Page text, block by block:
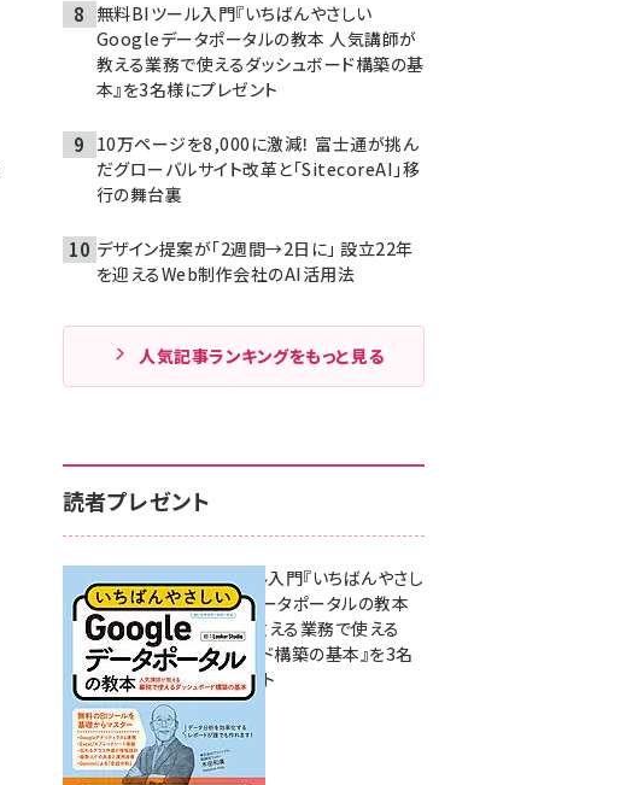
無料BIツール入門『いちばんやさしい
Googleデータポータルの教本 人気講師が
教える業務で使えるダッシュボード構築の基
本』を3名様にプレゼント
10万ページを8,000に激減！ 富士通が挑ん
だグローバルサイト改革と「SitecoreAI」移
行の舞台裏
デザイン提案が「2週間→2日に」 設立22年
を迎えるWeb制作会社のAI活用法
人気記事ランキングをもっと見る
読者プレゼント
無料BIツール入門『いちばんやさし
いGoogleデータポータルの教本
人気講師が教える業務で使える
ダッシュボード構築の基本』を3名
様にプレゼント
7月31日 10:00